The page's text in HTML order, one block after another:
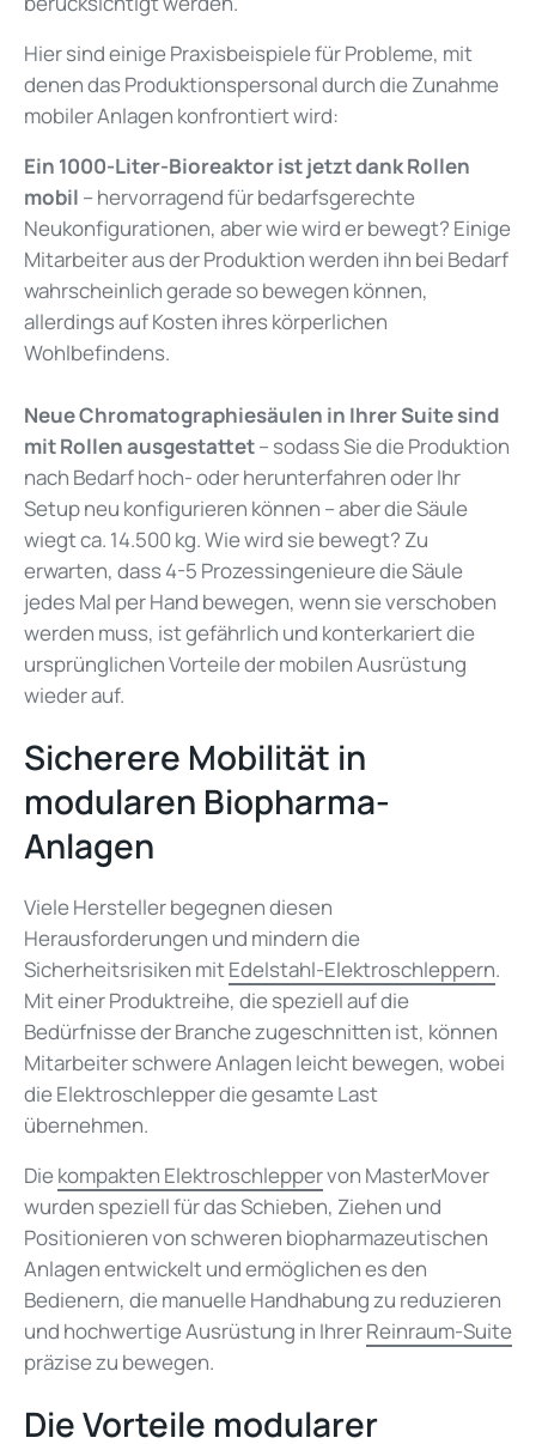
Hier sind einige Praxisbeispiele für Probleme, mit
denen das Produktionspersonal durch die Zunahme
mobiler Anlagen konfrontiert wird:
Ein 1000-Liter-Bioreaktor ist jetzt dank Rollen
mobil – hervorragend für bedarfsgerechte
Neukonfigurationen, aber wie wird er bewegt? Einige
Mitarbeiter aus der Produktion werden ihn bei Bedarf
wahrscheinlich gerade so bewegen können,
allerdings auf Kosten ihres körperlichen
Wohlbefindens.
Neue Chromatographiesäulen in Ihrer Suite sind
mit Rollen ausgestattet– sodass Sie die Produktion
nach Bedarf hoch- oder herunterfahren oder Ihr
Setup neu konfigurieren können – aber die Säule
wiegt ca. 14.500 kg. Wie wird sie bewegt? Zu
erwarten, dass 4-5 Prozessingenieure die Säule
jedes Mal per Hand bewegen, wenn sie verschoben
werden muss, ist gefährlich und konterkariertdie
ursprünglichen Vorteile der mobilen Ausrüstung
wieder auf.
Sicherere Mobilität in
modularen Biopharma-
Anlagen
Viele Hersteller begegnen diesen
Herausforderungen und mindern die
Sicherheitsrisiken mitEdelstahl-Elektroschleppern.
Mit einer Produktreihe, die speziell auf die
Bedürfnisse der Branche zugeschnitten ist, können
Mitarbeiter schwere Anlagen leicht bewegen, wobei
die Elektroschlepper die gesamte Last
übernehmen.
Diekompakten Elektroschleppervon MasterMover
wurden speziell für das Schieben, Ziehen und
Positionieren von schweren biopharmazeutischen
Anlagen entwickelt und ermöglichen es den
Bedienern, die manuelle Handhabung zu reduzieren
und hochwertige Ausrüstung in IhrerReinraum-Suite
präzise zu bewegen.
Die Vorteile modularer